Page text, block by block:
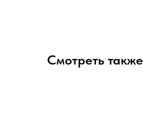
Смотреть также